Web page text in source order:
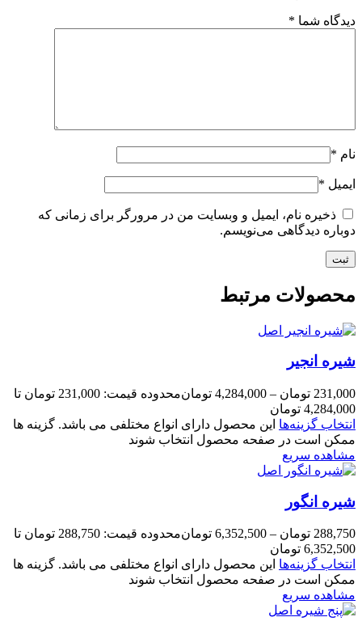
دیدگاه شما *
نام *
ایمیل *
ذخیره نام، ایمیل و وبسایت من در مرورگر برای زمانی که
دوباره دیدگاهی می‌نویسم.
محصولات مرتبط
شیره انجیر
231,000 تومان –
4,284,000 تومان
محدوده قیمت: 231,000 تومان تا
4,284,000 تومان
انتخاب گزینه‌ها این محصول دارای انواع مختلفی می باشد. گزینه ها
ممکن است در صفحه محصول انتخاب شوند
مشاهده سریع
شیره انگور
288,750 تومان –
6,352,500 تومان
محدوده قیمت: 288,750 تومان تا
6,352,500 تومان
انتخاب گزینه‌ها این محصول دارای انواع مختلفی می باشد. گزینه ها
ممکن است در صفحه محصول انتخاب شوند
مشاهده سریع